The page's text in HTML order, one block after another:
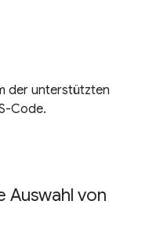
der unterstützten
Code.
Auswahl von